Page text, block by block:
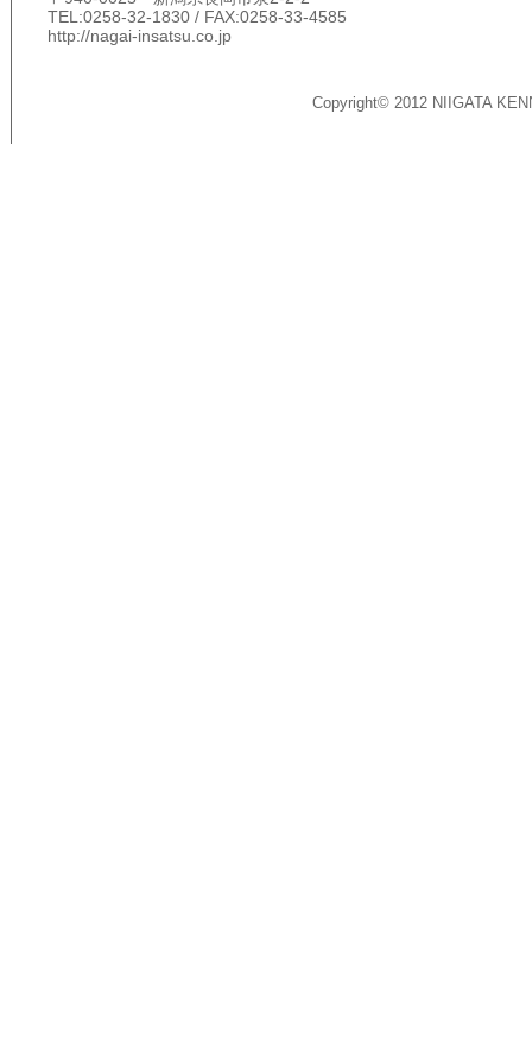
TEL:0258-32-1830 / FAX:0258-33-4585
http://nagai-insatsu.co.jp
Copyright© 2012 NIIGATA